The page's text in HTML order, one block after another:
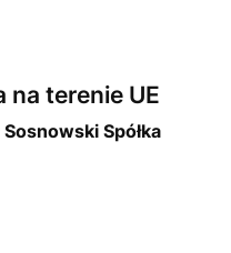
na terenie UE
Spółka